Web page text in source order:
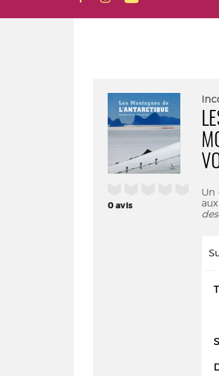
0avis
Un